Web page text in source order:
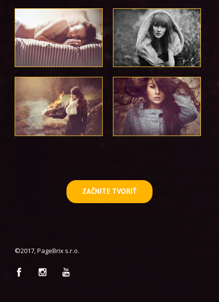
ZAČNITE TVORIŤ
©2017, PageBrix s.r.o.